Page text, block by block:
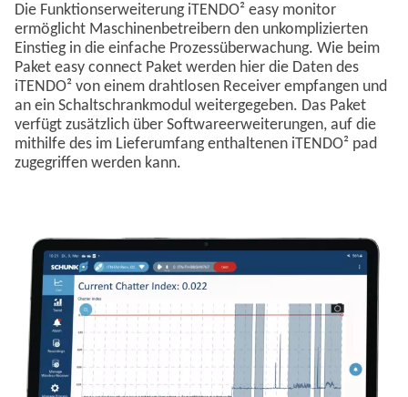
Die Funktionserweiterung iTENDO² easy monitor
ermöglicht Maschinenbetreibern den unkomplizierten
Einstieg in die einfache Prozessüberwachung. Wie beim
Paket easy connect Paket werden hier die Daten des
iTENDO² von einem drahtlosen Receiver empfangen und
an ein Schaltschrankmodul weitergegeben. Das Paket
verfügt zusätzlich über Softwareerweiterungen, auf die
mithilfe des im Lieferumfang enthaltenen iTENDO² pad
zugegriffen werden kann.